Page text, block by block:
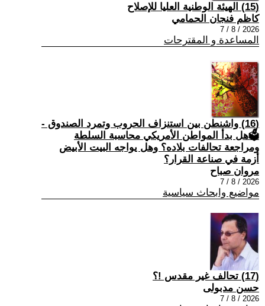
(15) الهيئة الوطنية العليا للإصلاح
كاظم فنجان الحمامي
2026 / 8 / 7
المساعدة و المقترحات
(16) واشنطن بين استنزاف الحروب وتمرد الصندوق -
🗳هل بدأ المواطن الأمريكي محاسبة السلطة
ومراجعة تحالفات بلاده؟ وهل يواجه البيت الأبيض
أزمة في صناعة القرار؟
مروان صباح
2026 / 8 / 7
مواضيع وابحاث سياسية
(17) تحالف غير مقدس !؟
حسن مدبولى
2026 / 8 / 7